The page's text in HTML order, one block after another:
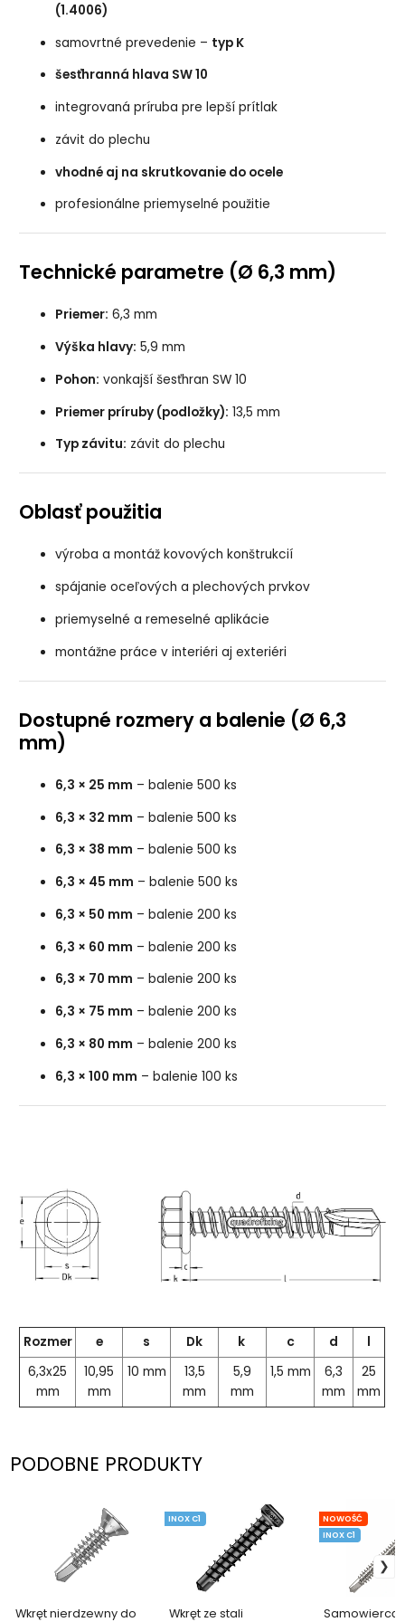
(1.4006)
samovrtné prevedenie – typ K
šesťhranná hlava SW 10
integrovaná príruba pre lepší prítlak
závit do plechu
vhodné aj na skrutkovanie do ocele
profesionálne priemyselné použitie
Technické parametre (Ø 6,3 mm)
Priemer: 6,3 mm
Výška hlavy: 5,9 mm
Pohon: vonkajší šesťhran SW 10
Priemer príruby (podložky): 13,5 mm
Typ závitu: závit do plechu
Oblasť použitia
výroba a montáž kovových konštrukcií
spájanie oceľových a plechových prvkov
priemyselné a remeselné aplikácie
montážne práce v interiéri aj exteriéri
Dostupné rozmery a balenie (Ø 6,3
mm)
6,3 × 25 mm – balenie 500 ks
6,3 × 32 mm – balenie 500 ks
6,3 × 38 mm – balenie 500 ks
6,3 × 45 mm – balenie 500 ks
6,3 × 50 mm – balenie 200 ks
6,3 × 60 mm – balenie 200 ks
6,3 × 70 mm – balenie 200 ks
6,3 × 75 mm – balenie 200 ks
6,3 × 80 mm – balenie 200 ks
6,3 × 100 mm – balenie 100 ks
Rozmer e s Dk k c d
l
6,3x25
mm
10,95
mm
10 mm
13,5
mm
5,9
mm
1,5 mm
6,3
mm
25
mm
PODOBNE PRODUKTY
Wkręt nierdzewny do
Wkręt ze stali
INOX C1
NOWOŚĆ
INOX C1